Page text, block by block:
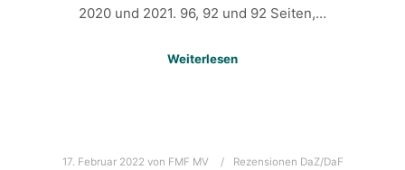
2020 und 2021. 96, 92 und 92 Seiten,…
Weiterlesen
17. Februar 2022 von FMF MV Rezensionen DaZ/DaF